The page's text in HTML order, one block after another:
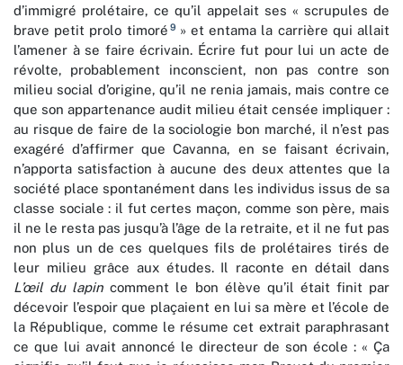
d’immigré prolétaire, ce qu’il appelait ses « scrupules de
brave petit prolo timoré 9» et entama la carrière qui allait
l’amener à se faire écrivain. Écrire fut pour lui un acte de
révolte, probablement inconscient, non pas contre son
milieu social d’origine, qu’il ne renia jamais, mais contre ce
que son appartenance audit milieu était censée impliquer :
au risque de faire de la sociologie bon marché, il n’est pas
exagéré d’affirmer que Cavanna, en se faisant écrivain,
n’apporta satisfaction à aucune des deux attentes que la
société place spontanément dans les individus issus de sa
classe sociale : il fut certes maçon, comme son père, mais
il ne le resta pas jusqu’à l’âge de la retraite, et il ne fut pas
non plus un de ces quelques fils de prolétaires tirés de
leur milieu grâce aux études. Il raconte en détail dans
L’œil du lapin comment le bon élève qu’il était finit par
décevoir l’espoir que plaçaient en lui sa mère et l’école de
la République, comme le résume cet extrait paraphrasant
ce que lui avait annoncé le directeur de son école : « Ça